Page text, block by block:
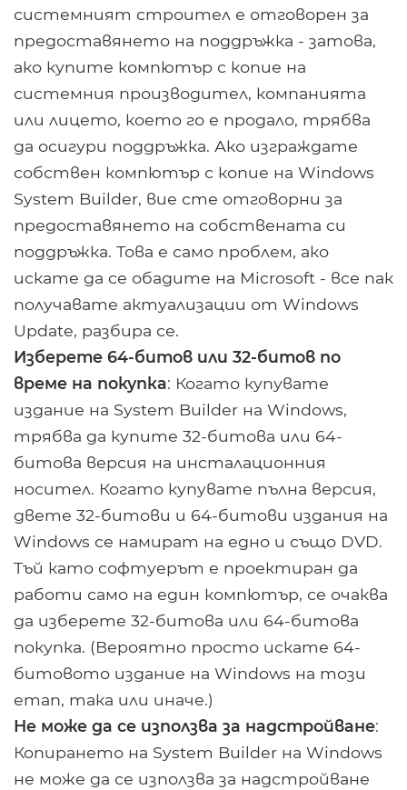
системният строител е отговорен за
предоставянето на поддръжка - затова,
ако купите компютър с копие на
системния производител, компанията
или лицето, което го е продало, трябва
да осигури поддръжка. Ако изграждате
собствен компютър с копие на Windows
System Builder, вие сте отговорни за
предоставянето на собствената си
поддръжка. Това е само проблем, ако
искате да се обадите на Microsoft - все пак
получавате актуализации от Windows
Update, разбира се.
Изберете 64-битов или 32-битов по
време на покупка: Когато купувате
издание на System Builder на Windows,
трябва да купите 32-битова или 64-
битова версия на инсталационния
носител. Когато купувате пълна версия,
двете 32-битови и 64-битови издания на
Windows се намират на едно и също DVD.
Тъй като софтуерът е проектиран да
работи само на един компютър, се очаква
да изберете 32-битова или 64-битова
покупка. (Вероятно просто искате 64-
битовото издание на Windows на този
етап, така или иначе.)
Не може да се използва за надстройване:
Копирането на System Builder на Windows
не може да се използва за надстройване